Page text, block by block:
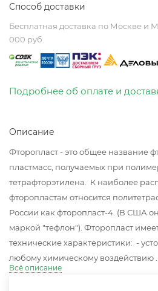
Способ доставки
Бесплатная доставка по Москве и
000 руб.
Подробнее об оплате и
Описание
Фторопласт - это общее название
пластмасс, получаемых при
тетрафторэтилена. К наиболее
фторопластам относится
России как фторопласт-4. (В США
маркой "тефлон"). Фторопласт
технические характеристики: -
любому химическому воздействию ...
Всё описание